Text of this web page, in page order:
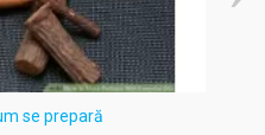
se prepară